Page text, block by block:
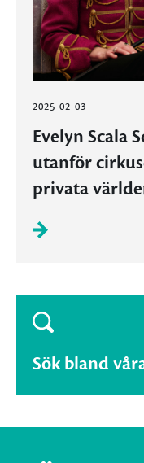
2025-02-03
Evelyn Scala
utanför
privata
Sök bland